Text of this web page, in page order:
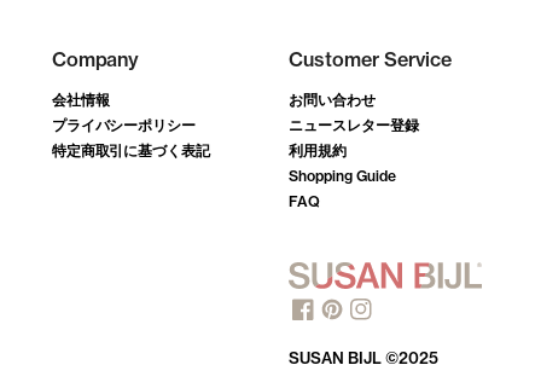
Company
会社情報
プライバシーポリシー
特定商取引に基づく表記
Customer Service
お問い合わせ
ニュースレター登録
利用規約
Shopping Guide
FAQ
SUSAN BIJL ©2025